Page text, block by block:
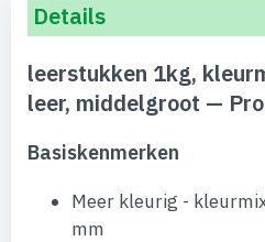
Details
leerstukken 1kg,
leer, middelgroot —
Basiskenmerken
Meer kleurig -
mm